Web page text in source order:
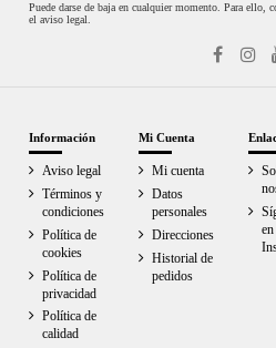
Puede darse de baja en cualquier momento. Para ello,
el aviso legal.
Información
Aviso legal
Términos y
condiciones
Política de
cookies
Política de
privacidad
Política de
calidad
Mi Cuenta
Mi cuenta
Datos
personales
Direcciones
Historial de
pedidos
en